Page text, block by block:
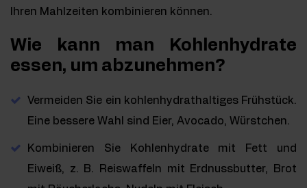
Ihren Mahlzeiten kombinieren können.
Wie kann man Kohlenhydrate
essen, um abzunehmen?
Vermeiden Sie ein kohlenhydrathaltiges Frühstück.
Eine bessere Wahl sind Eier, Avocado, Würstchen.
Kombinieren Sie Kohlenhydrate mit Fett und
Eiweiß, z. B. Reiswaffeln mit Erdnussbutter, Brot